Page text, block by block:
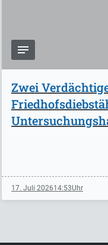
Zwei
17. Juli 202614:53